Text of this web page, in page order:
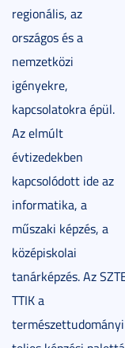
regionális, az
országos és a
nemzetközi
igényekre,
kapcsolatokra épül.
Az elmúlt
évtizedekben
kapcsolódott ide az
informatika, a
műszaki képzés, a
középiskolai
tanárképzés. Az
TTIK a